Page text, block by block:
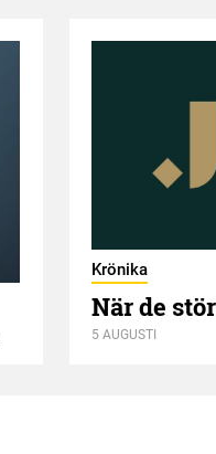
Krönika
När de
5 AUGUSTI